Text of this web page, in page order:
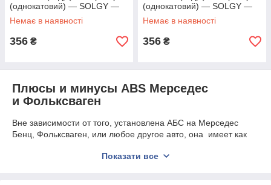
(однокатовий) — SOLGY —
220003
Немає в наявності
356 ₴
(однокатовий) — SOLGY —
220003
Немає в наявності
356 ₴
Плюсы и минусы ABS Мерседес
и Фольксваген
Вне зависимости от того, установлена АБС на Мерседес
Бенц, Фольксваген, или любое другое авто, она имеет как
водителей недостатки.Показати все